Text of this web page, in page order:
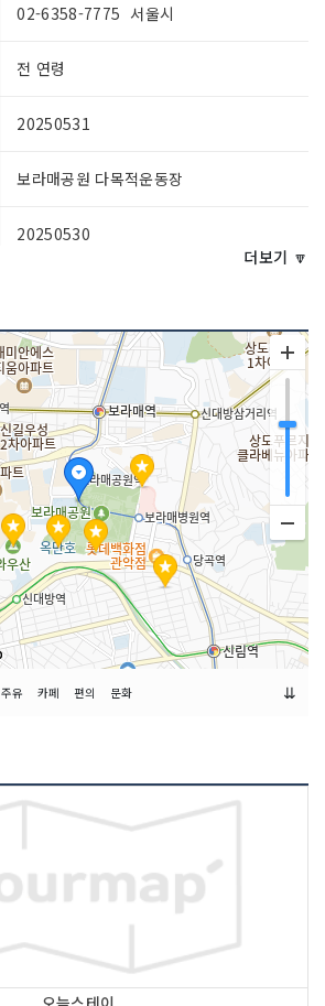
02-6358-7775 서울시
전 연령
20250531
보라매공원 다목적운동장
20250530
약 2시간
서울시
02-6358-7775
농수산유통과
02-6358-7775
무료
더보기 🔽
주유 카페 편의 문화 ⇊